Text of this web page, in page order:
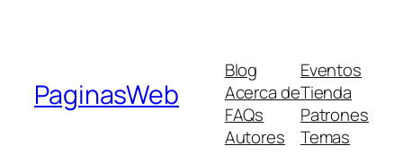
PaginasWeb
Blog
Acerca de
FAQs
Autores
Eventos
Tienda
Patrones
Temas